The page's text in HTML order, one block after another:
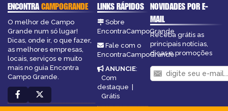
ENCONTRACAMPOGRANDE
O melhor de Campo
Grande num só lugar!
Dicas, onde ir, o que fazer,
as melhores empresas,
locais, serviços e muito
mais no guia Encontra
Campo Grande.
LINKS RÁPIDOS
Sobre
EncontraCampoGrande
Fale com o
EncontraCampoGrande
ANUNCIE:
Com
destaque |
Grátis
NOVIDADES POR E-
MAIL
Receba grátis as
principais notícias,
dicas e promoções